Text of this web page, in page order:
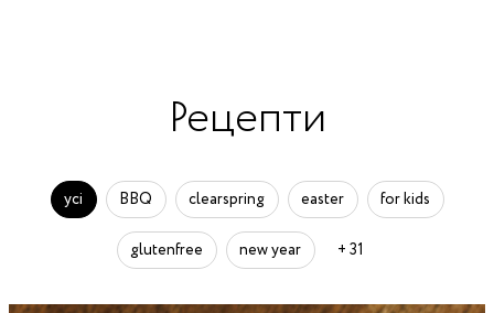
Рецепти
усі BBQ clearspring easter for kids
glutenfree new year + 31